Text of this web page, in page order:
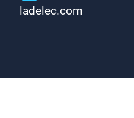
ladelec.com